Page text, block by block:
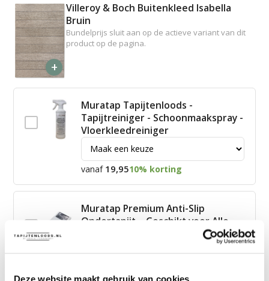
Deze website maakt gebruik van cookies
+
Villeroy & Boch Buitenkleed Isabella
Bruin
Bundelprijs sluit aan op de actieve variant van dit
product op de pagina.
Muratap Tapijtenloods -
Tapijtreiniger - Schoonmaakspray -
Vloerkleedreiniger
vanaf 19,9510% korting
Muratap Premium Anti-Slip
Ondertapijt – Geschikt voor Alle